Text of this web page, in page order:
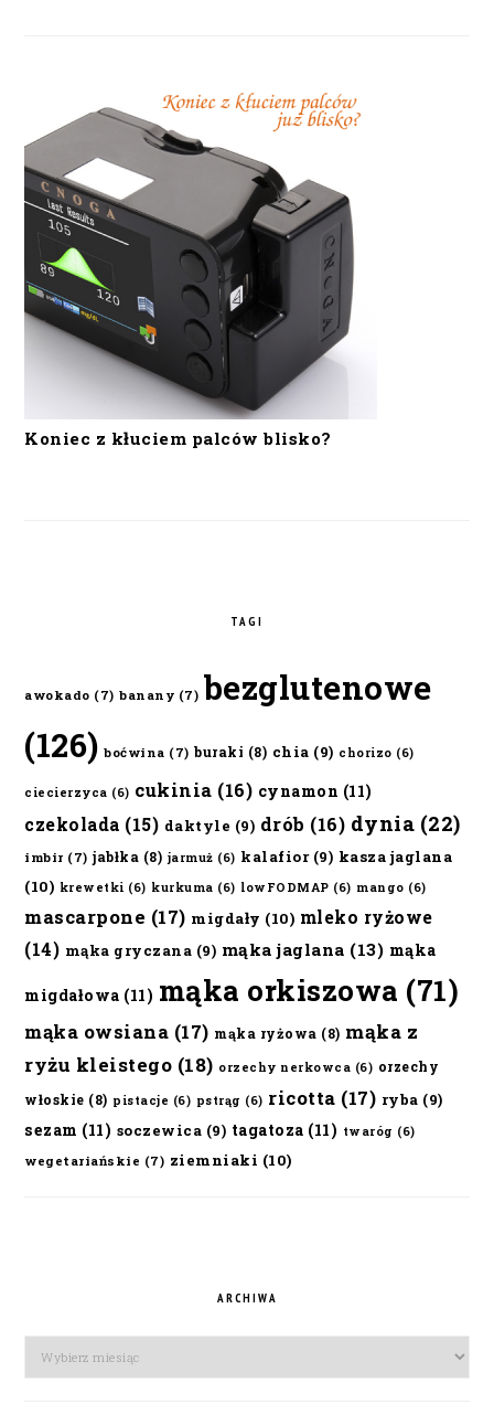
Koniec z kłuciem palców blisko?
TAGI
awokado (7) banany (7) bezglutenowe
(126) boćwina (7) buraki (8) chia (9) chorizo (6)
ciecierzyca (6) cukinia (16) cynamon (11)
czekolada (15) daktyle (9) drób (16) dynia (22)
imbir (7) jabłka (8) jarmuż (6) kalafior(9) kasza jaglana
(10) krewetki (6) kurkuma (6) lowFODMAP (6) mango (6)
mascarpone (17) migdały (10) mleko ryżowe
(14) mąka gryczana (9) mąka jaglana (13) mąka
migdałowa (11) mąka orkiszowa (71)
mąka owsiana (17) mąka ryżowa (8) mąka z
ryżu kleistego (18) orzechy nerkowca (6) orzechy
włoskie (8) pistacje (6) pstrąg (6) ricotta (17) ryba (9)
sezam (11) soczewica (9) tagatoza (11) twaróg (6)
wegetariańskie (7) ziemniaki (10)
ARCHIWA
Archiwa